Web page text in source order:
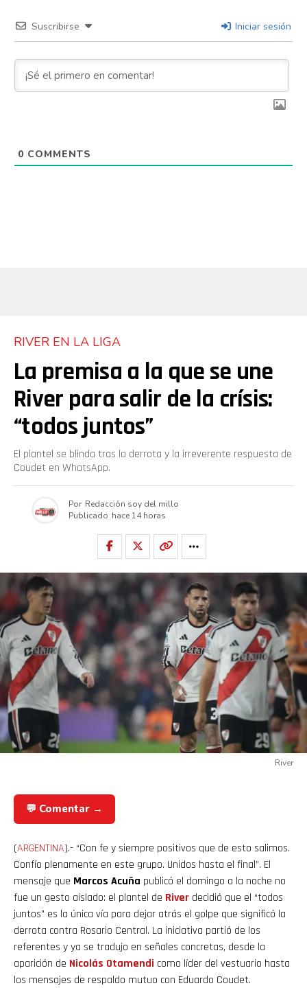
Suscribirse Iniciar sesión
0 COMMENTS
RIVER EN LA LIGA
La premisa a la que se une
River para salir de la crísis:
“todos juntos”
El plantel se blinda tras la derrota y la irreverente respuesta de
Coudet en WhatsApp.
Por Redacción soy del millo
Publicado hace 14 horas
River
💬 Comentar →
(ARGENTINA).- “Con fe y siempre positivos que de esto salimos.
Confío plenamente en este grupo. Unidos hasta el final”. El
mensaje que Marcos Acuña publicó el domingo a la noche no
fue un gesto aislado: el plantel de River decidió que el “todos
juntos” es la única vía para dejar atrás el golpe que significó la
derrota contra Rosario Central. La iniciativa partió de los
referentes y ya se tradujo en señales concretas, desde la
aparición de Nicolás Otamendi como líder del vestuario hasta
los mensajes de respaldo mutuo con Eduardo Coudet.